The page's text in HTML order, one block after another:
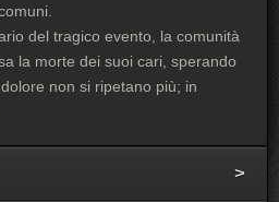
del tragico evento, la comunità
la morte dei suoi cari, sperando
non si ripetano più; in